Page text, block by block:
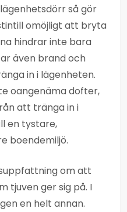
så gör
omöjligt att bryta
hindrar inte bara
även brand och
in i lägenheten.
oangenäma dofter,
att tränga in i
en tystare,
boendemiljö.
om att
tjuven ger sig på. I
en helt annan.